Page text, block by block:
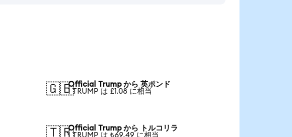
🇬🇧Official Trump から 英ポンド
1 TRUMP は £1.08 に相当
🇹🇷Official Trump から トルコリラ
1 TRUMP は ₺69.49 に相当